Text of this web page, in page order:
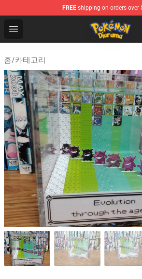
FREE shipping on orders over
Open menu
Pokemon Diorama Shop - The
홈/카테고리